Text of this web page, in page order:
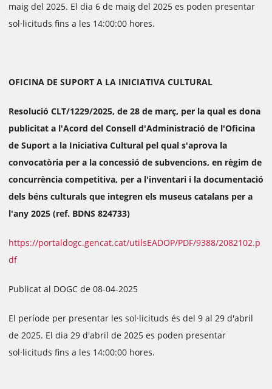
maig del 2025. El dia 6 de maig del 2025 es poden presentar
sol·licituds fins a les 14:00:00 hores.
OFICINA DE SUPORT A LA INICIATIVA CULTURAL
Resolució CLT/1229/2025, de 28 de març, per la qual es dona
publicitat a l'Acord del Consell d'Administració de l'Oficina
de Suport a la Iniciativa Cultural pel qual s'aprova la
convocatòria per a la concessió de subvencions, en règim de
concurrència competitiva, per a l'inventari i la documentació
dels béns culturals que integren els museus catalans per a
l'any 2025 (ref. BDNS 824733)
https://portaldogc.gencat.cat/utilsEADOP/PDF/9388/2082102.p
df
Publicat al DOGC de 08-04-2025
El període per presentar les sol·licituds és del 9 al 29 d'abril
de 2025. El dia 29 d'abril de 2025 es poden presentar
sol·licituds fins a les 14:00:00 hores.